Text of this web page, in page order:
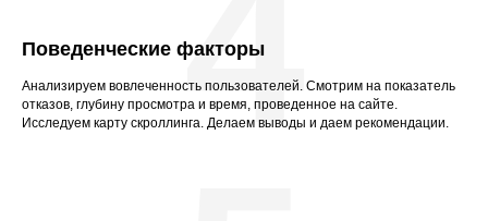
Поведенческие факторы
Анализируем вовлеченность пользователей. Смотрим на показатель
отказов, глубину просмотра и время, проведенное на сайте.
Исследуем карту скроллинга. Делаем выводы и даем рекомендации.